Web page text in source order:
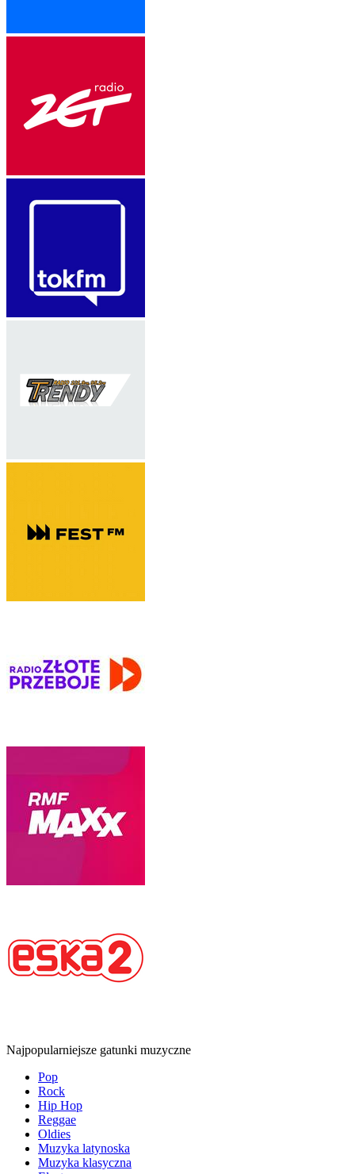
Najpopularniejsze gatunki muzyczne
Pop
Rock
Hip Hop
Reggae
Oldies
Muzyka latynoska
Muzyka klasyczna